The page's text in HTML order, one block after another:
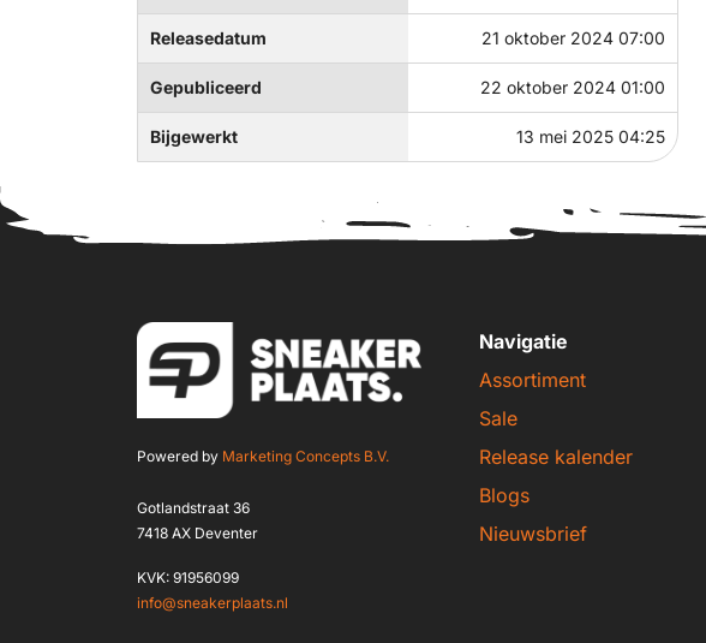
Releasedatum 21 oktober 2024 07:00
Gepubliceerd 22 oktober 2024 01:00
Bijgewerkt 13 mei 2025 04:25
Powered by Marketing Concepts B.V.
Gotlandstraat 36
7418 AX Deventer
KVK: 91956099
info@sneakerplaats.nl
Navigatie
Assortiment
Sale
Release kalender
Blogs
Nieuwsbrief